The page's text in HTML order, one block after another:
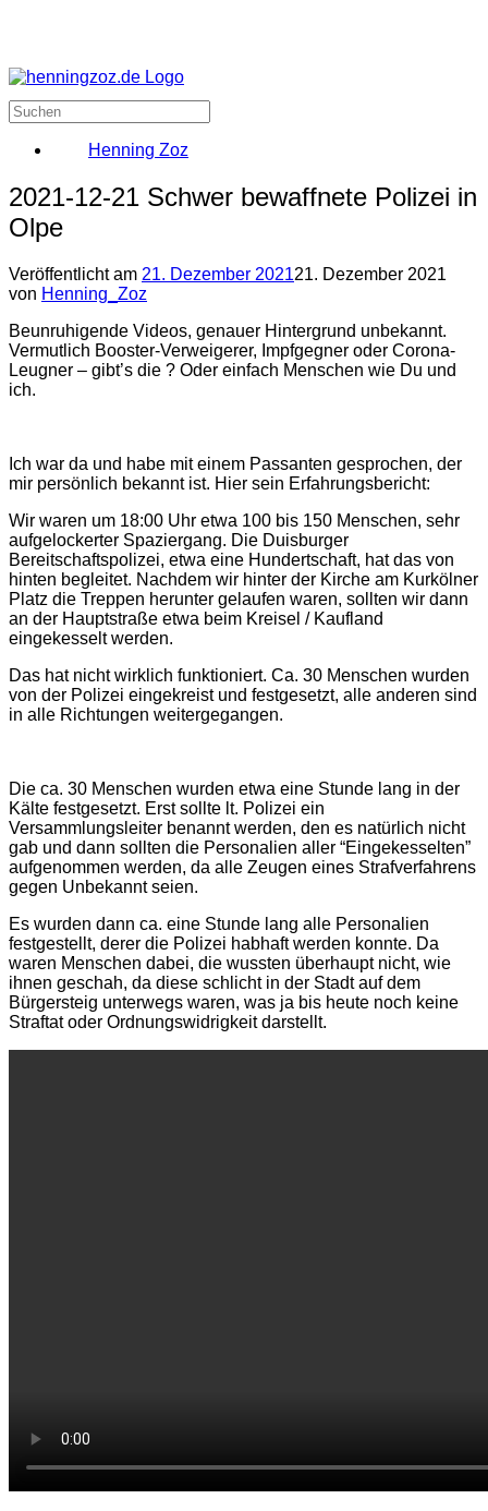
Henning Zoz
2021-12-21 Schwer bewaffnete Polizei in
Olpe
Veröffentlicht am 21. Dezember 202121. Dezember 2021
von Henning_Zoz
Beunruhigende Videos, genauer Hintergrund unbekannt.
Vermutlich Booster-Verweigerer, Impfgegner oder Corona-
Leugner – gibt’s die ? Oder einfach Menschen wie Du und
ich.
Ich war da und habe mit einem Passanten gesprochen, der
mir persönlich bekannt ist. Hier sein Erfahrungsbericht:
Wir waren um 18:00 Uhr etwa 100 bis 150 Menschen, sehr
aufgelockerter Spaziergang. Die Duisburger
Bereitschaftspolizei, etwa eine Hundertschaft, hat das von
hinten begleitet. Nachdem wir hinter der Kirche am Kurkölner
Platz die Treppen herunter gelaufen waren, sollten wir dann
an der Hauptstraße etwa beim Kreisel / Kaufland
eingekesselt werden.
Das hat nicht wirklich funktioniert. Ca. 30 Menschen wurden
von der Polizei eingekreist und festgesetzt, alle anderen sind
in alle Richtungen weitergegangen.
Die ca. 30 Menschen wurden etwa eine Stunde lang in der
Kälte festgesetzt. Erst sollte lt. Polizei ein
Versammlungsleiter benannt werden, den es natürlich nicht
gab und dann sollten die Personalien aller “Eingekesselten”
aufgenommen werden, da alle Zeugen eines Strafverfahrens
gegen Unbekannt seien.
Es wurden dann ca. eine Stunde lang alle Personalien
festgestellt, derer die Polizei habhaft werden konnte. Da
waren Menschen dabei, die wussten überhaupt nicht, wie
ihnen geschah, da diese schlicht in der Stadt auf dem
Bürgersteig unterwegs waren, was ja bis heute noch keine
Straftat oder Ordnungswidrigkeit darstellt.